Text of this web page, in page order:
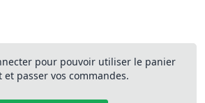
pour pouvoir utiliser le panier
et passer vos commandes.